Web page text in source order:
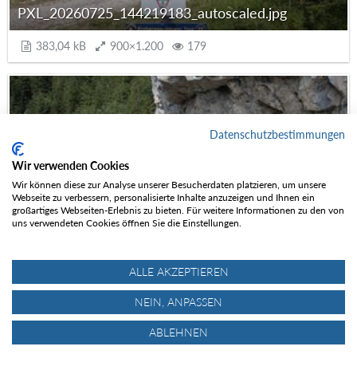
PXL_20260725_144219183_autoscaled.jpg
383,04 kB 900×1.200 179
PXL_20260725_144757835_autoscaled.jpg
413,99 kB 900×1.200 174
Datenschutzbestimmungen
Wir verwenden Cookies
Wir können diese zur Analyse unserer Besucherdaten platzieren, um unsere
Webseite zu verbessern, personalisierte Inhalte anzuzeigen und Ihnen ein
großartiges Webseiten-Erlebnis zu bieten. Für weitere Informationen zu den von
uns verwendeten Cookies öffnen Sie die Einstellungen.
ALLE AKZEPTIEREN
NEIN, ANPASSEN
ABLEHNEN